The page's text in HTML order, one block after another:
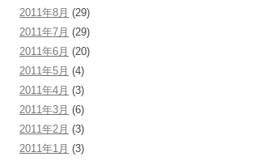
2011年8月 (29)
2011年7月 (29)
2011年6月 (20)
2011年5月 (4)
2011年4月 (3)
2011年3月 (6)
2011年2月 (3)
2011年1月 (3)